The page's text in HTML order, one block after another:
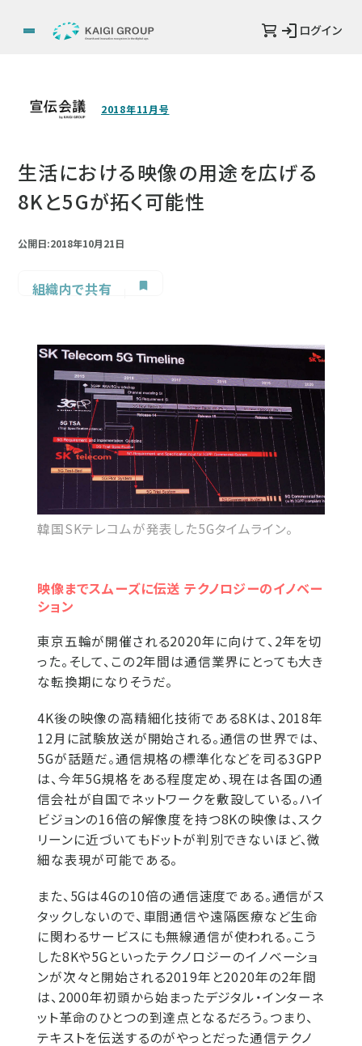
ログイン
2018年11月号
生活における映像の用途を広げる
8Kと5Gが拓く可能性
公開日:2018年10月21日
組織内で共有
韓国SKテレコムが発表した5Gタイムライン。
映像までスムーズに伝送 テクノロジーのイノベー
ション
東京五輪が開催される2020年に向けて、2年を切
った。そして、この2年間は通信業界にとっても大き
な転換期になりそうだ。
4K後の映像の高精細化技術である8Kは、2018年
12月に試験放送が開始される。通信の世界では、
5Gが話題だ。通信規格の標準化などを司る3GPP
は、今年5G規格をある程度定め、現在は各国の通
信会社が自国でネットワークを敷設している。ハイ
ビジョンの16倍の解像度を持つ8Kの映像は、スク
リーンに近づいてもドットが判別できないほど、微
細な表現が可能である。
また、5Gは4Gの10倍の通信速度である。通信がス
タックしないので、車間通信や遠隔医療など生命
に関わるサービスにも無線通信が使われる。こう
した8Kや5Gといったテクノロジーのイノベーショ
ンが次々と開始される2019年と2020年の2年間
は、2000年初頭から始まったデジタル・インターネ
ット革命のひとつの到達点となるだろう。つまり、
テキストを伝送するのがやっとだった通信テクノ